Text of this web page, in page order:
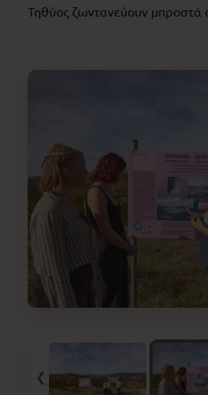
Τηθύος ζωντανεύουν μπροστά
❮